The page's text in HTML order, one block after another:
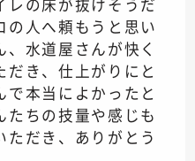
の人へ頼もうと思い
水道屋さんが快く
き、仕上がりにと
本当によかったと
たちの技量や感じも
ただき、ありがとう